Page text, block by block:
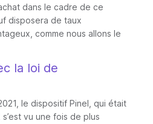
dans le cadre de ce
disposera de taux
comme nous allons le
la loi de
le dispositif Pinel, qui était
vu une fois de plus